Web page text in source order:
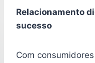
Relacionamento
sucesso
Com